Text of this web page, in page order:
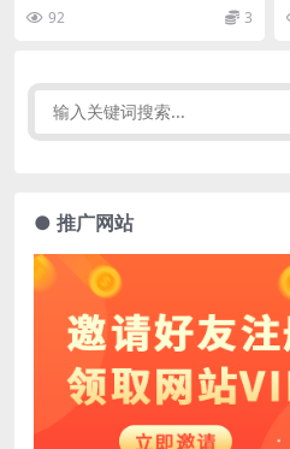
92 3
● 推广网站